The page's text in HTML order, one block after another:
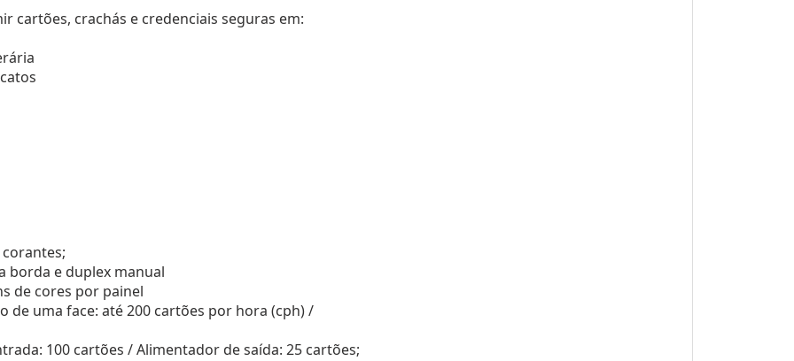
cartões, crachás e credenciais seguras em:
borda e duplex manual
de cores por painel
de uma face: até 200 cartões por hora (cph) /
100 cartões / Alimentador de saída: 25 cartões;